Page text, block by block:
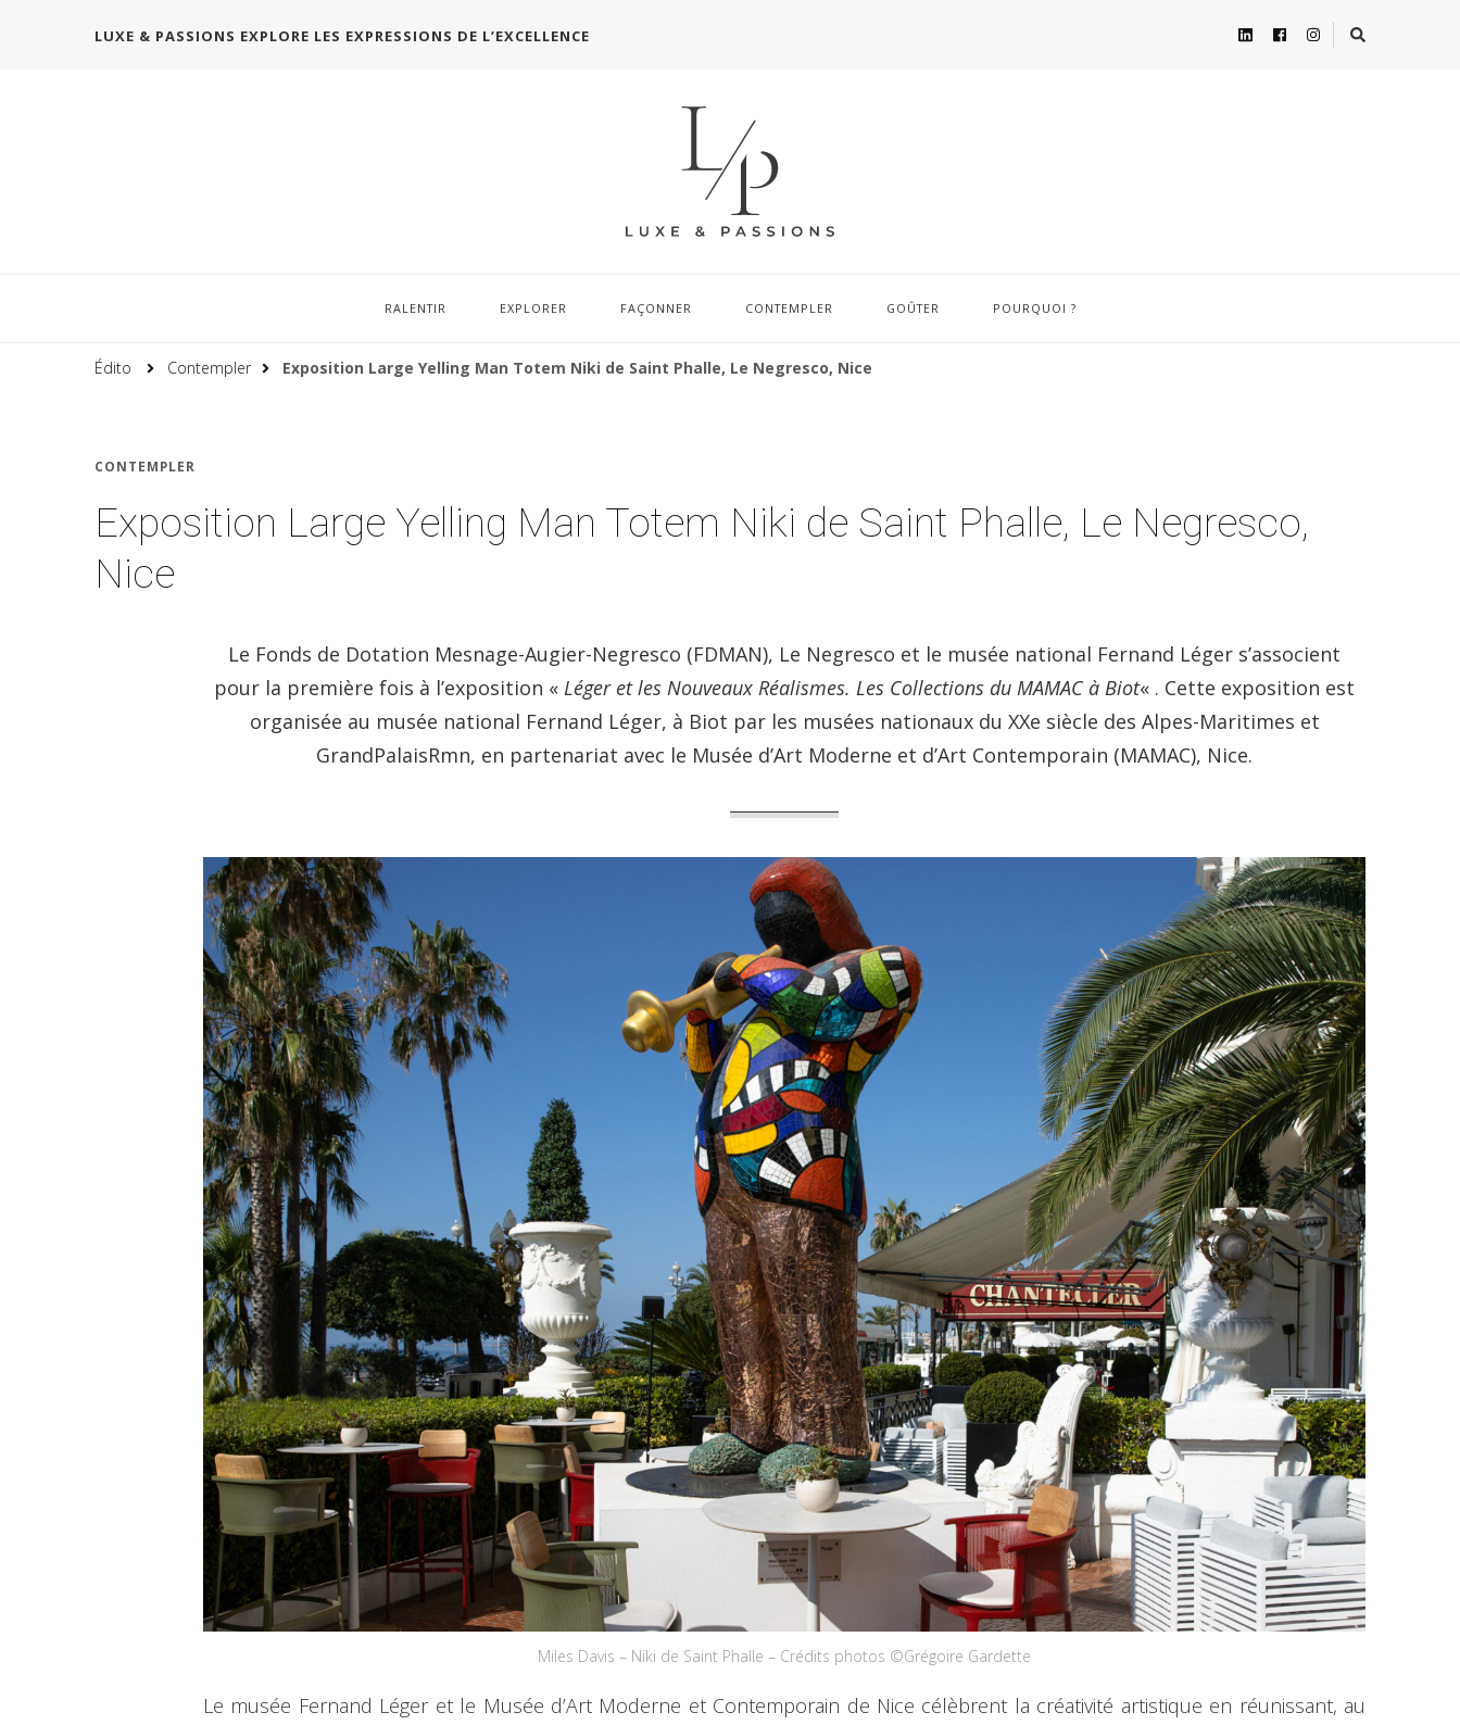
LUXE & PASSIONS EXPLORE LES EXPRESSIONS DE L’EXCELLENCE
RALENTIR EXPLORER FAÇONNER CONTEMPLER GOÛTER POURQUOI ?
Édito Contempler Exposition Large Yelling Man Totem Niki de Saint Phalle, Le Negresco, Nice
CONTEMPLER
Exposition Large Yelling Man Totem Niki de Saint Phalle, Le Negresco,
Nice
Le Fonds de Dotation Mesnage-Augier-Negresco (FDMAN), Le Negresco et le musée national Fernand Léger s’associent
pour la première fois à l’exposition « Léger et les Nouveaux Réalismes. Les Collections du MAMAC à Biot« . Cette exposition est
organisée au musée national Fernand Léger, à Biot par les musées nationaux du XXe siècle des Alpes-Maritimes et
GrandPalaisRmn, en partenariat avec le Musée d’Art Moderne et d’Art Contemporain (MAMAC), Nice.
Miles Davis – Niki de Saint Phalle – Crédits photos ©Grégoire Gardette
Le musée Fernand Léger et le Musée d’Art Moderne et Contemporain de Nice célèbrent la créativité artistique en réunissant, au